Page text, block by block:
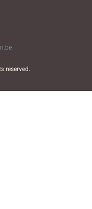
reserved.